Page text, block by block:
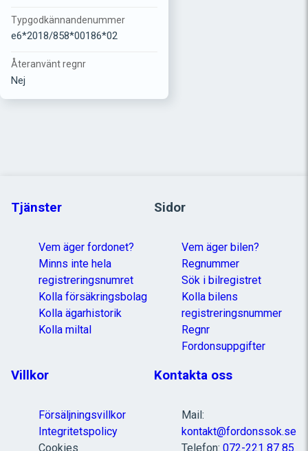
Typgodkännandenummer
e6*2018/858*00186*02
Återanvänt regnr
Nej
Tjänster
Vem äger fordonet?
Minns inte hela
registreringsnumret
Kolla försäkringsbolag
Kolla ägarhistorik
Kolla miltal
Sidor
Vem äger bilen?
Regnummer
Sök i bilregistret
Kolla bilens
registreringsnummer
Regnr
Fordonsuppgifter
Villkor
Försäljningsvillkor
Integritetspolicy
Cookies
Kontakta oss
Mail:
kontakt@fordonssok.se
Telefon: 072-221 87 85